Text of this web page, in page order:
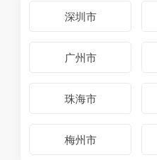
深圳市
广州市
珠海市
梅州市